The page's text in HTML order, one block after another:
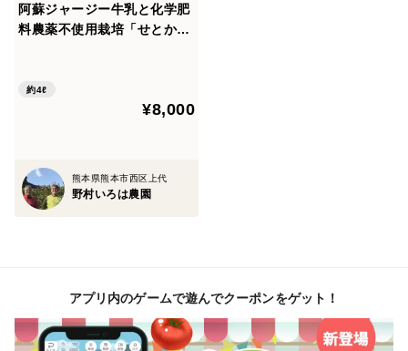
阿蘇ジャージー牛乳と化学肥
料農薬不使用栽培「せとか」
約4ℓ
¥8,000
熊本県熊本市西区上代
野村いろは農園
アプリ内のゲームで遊んでクーポンをゲット！